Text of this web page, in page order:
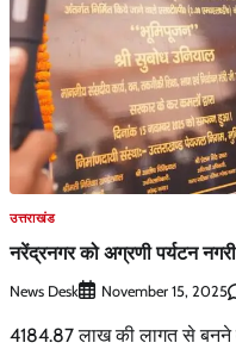
उत्तराखंड
नरेंद्रनगर को अग्रणी पर्यटन
News Desk November 15, 2025
4184.87 लाख की लागत से बनने